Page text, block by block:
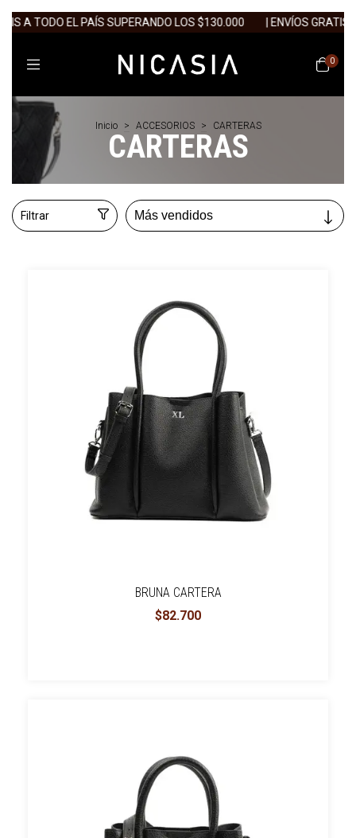
TODO EL PAÍS SUPERANDO LOS $130.000 | ENVÍOS GRATIS A
0
Inicio > ACCESORIOS > CARTERAS
CARTERAS
Filtrar
BRUNA CARTERA
$82.700